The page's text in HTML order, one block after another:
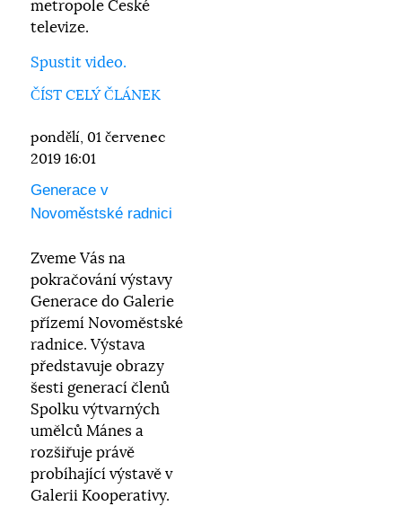
metropole České
televize.
Spustit video.
ČÍST CELÝ ČLÁNEK
pondělí, 01 červenec
2019 16:01
Generace v
Novoměstské radnici
Zveme Vás na
pokračování výstavy
Generace do Galerie
přízemí Novoměstské
radnice. Výstava
představuje obrazy
šesti generací členů
Spolku výtvarných
umělců Mánes a
rozšiřuje právě
probíhající výstavě v
Galerii Kooperativy.